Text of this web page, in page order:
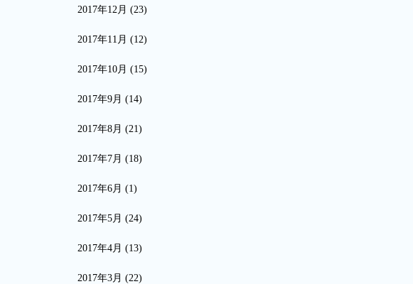
2017年12月 (23)
2017年11月 (12)
2017年10月 (15)
2017年9月 (14)
2017年8月 (21)
2017年7月 (18)
2017年6月 (1)
2017年5月 (24)
2017年4月 (13)
2017年3月 (22)